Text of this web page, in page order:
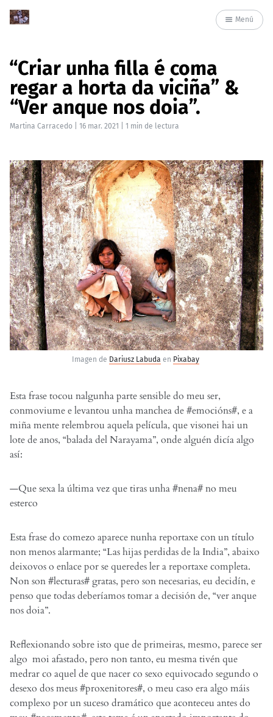
Menú
“Criar unha filla é coma
regar a horta da viciña” &
“Ver anque nos doia”.
Martina Carracedo 16 mar. 2021 | 1 min de lectura
Imagen de Dariusz Labuda en Pixabay
Esta frase tocou nalgunha parte sensible do meu ser,
conmoviume e levantou unha manchea de #emocións#, e a
miña mente relembrou aquela película, que visonei hai un
lote de anos, “balada del Narayama”, onde alguén dicía algo
así:
—Que sexa la última vez que tiras unha #nena# no meu
esterco
Esta frase do comezo aparece nunha reportaxe con un título
non menos alarmante; “Las hijas perdidas de la India”, abaixo
deixovos o enlace por se queredes ler a reportaxe completa.
Non son #lecturas# gratas, pero son necesarias, eu decidín, e
penso que todas deberíamos tomar a decisión de, “ver anque
nos doia”.
Reflexionando sobre isto que de primeiras, mesmo, parece ser
algo moi afastado, pero non tanto, eu mesma tivén que
medrar co aquel de que nacer co sexo equivocado segundo o
desexo dos meus #proxenitores#, o meu caso era algo máis
complexo por un suceso dramático que aconteceu antes do